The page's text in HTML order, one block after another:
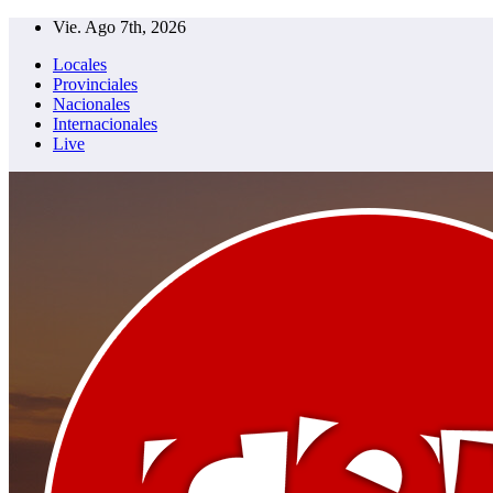
Saltar
contenido
Vie. Ago 7th, 2026
Locales
Provinciales
Nacionales
Internacionales
Live